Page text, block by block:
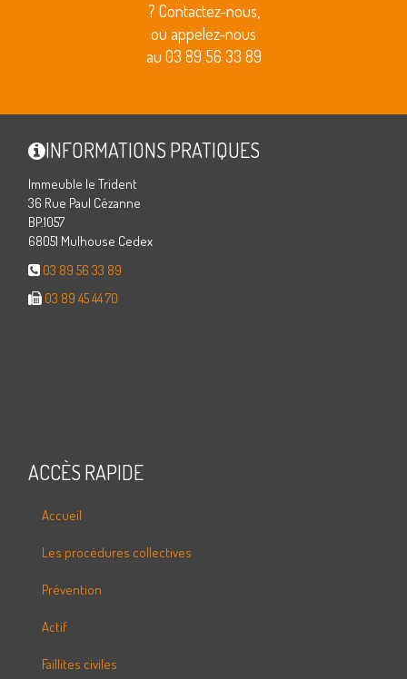
? Contactez-nous,
ou appelez-nous
au 03 89 56 33 89
INFORMATIONS PRATIQUES
Immeuble le Trident
36 Rue Paul Cézanne
BP.1057
68051 Mulhouse Cedex
03 89 56 33 89
03 89 45 44 70
ACCÈS RAPIDE
Accueil
Les procédures collectives
Prévention
Actif
Faillites civiles